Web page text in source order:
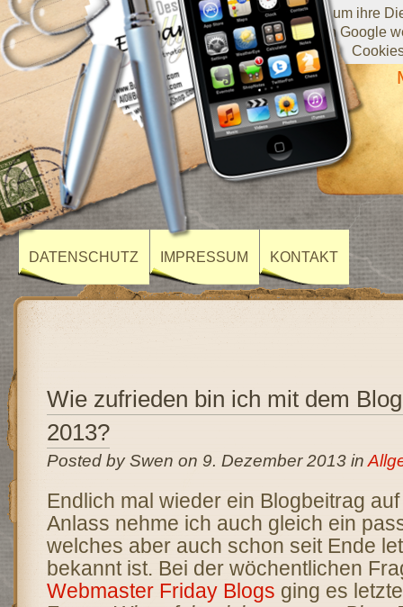
DATENSCHUTZ IMPRESSUM KONTAKT
Wie zufrieden bin ich mit dem
2013?
Posted by Swen on 9. Dezember 2013 in
Endlich mal wieder ein Blogbeitrag
Anlass nehme ich auch gleich ein
welches aber auch schon seit Ende
bekannt ist. Bei der wöchentlichen
Webmaster Friday Blogs ging es
Diese Website verwendet Cookies von Google, um ihre
darüber, wie Sie die Website verwenden, werden an Google